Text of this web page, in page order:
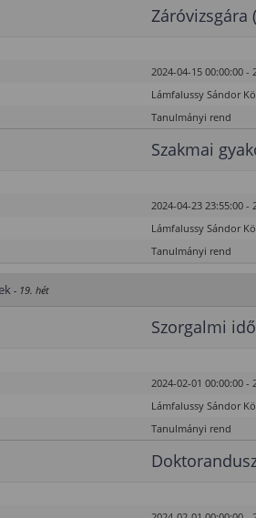
Záróvizsgára
2024-04-15 00:00:00 -
Lámfalussy Sándor
Tanulmányi rend
Szakmai
2024-04-23 23:55:00 -
Lámfalussy Sándor
Tanulmányi rend
- 19. hét
Szorgalmi
2024-02-01 00:00:00 -
Lámfalussy Sándor
Tanulmányi rend